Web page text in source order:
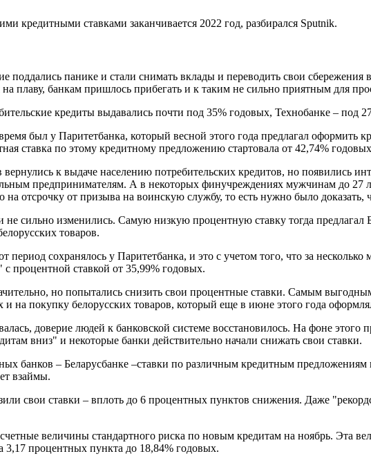
кредитными ставками заканчивается 2022 год, разбирался Sputnik.
панике и стали снимать вклады и переводить свои сбережения
на плаву, банкам пришлось прибегать и к таким не сильно приятным для
кредиты выдавались почти под 35% годовых, Технобанке – под
был у Паритетбанка, который весной этого года предлагал
ставка по этому кредитному предложению стартовала от 42,74%
вернулись к выдаче населению потребительских кредитов, но появились
предпринимателям. А в некоторых финучреждениях мужчинам до 27
отсрочку от призыва на воинскую службу, то есть нужно было
не сильно изменились. Самую низкую процентную ставку тогда
товаров.
период сохранялось у Паритетбанка, и это с учетом того, что за
процентной ставкой от 35,99% годовых.
но попытались снизить свои процентные ставки. Самым
и на покупку белорусских товаров, который еще в июне этого года
доверие людей к банковской системе восстановилось. На фоне
вниз" и некоторые банки действительно начали снижать свои ставки.
банков – Беларусбанке –ставки по различным кредитным предложениям
взаймы.
свои ставки – вплоть до 6 процентных пунктов снижения. Даже
величины стандартного риска по новым кредитам на ноябрь. Эта
процентных пункта до 18,84% годовых.